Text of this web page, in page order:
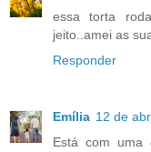
essa torta
jeito..amei as
Responder
Emília 12 de
Está com uma